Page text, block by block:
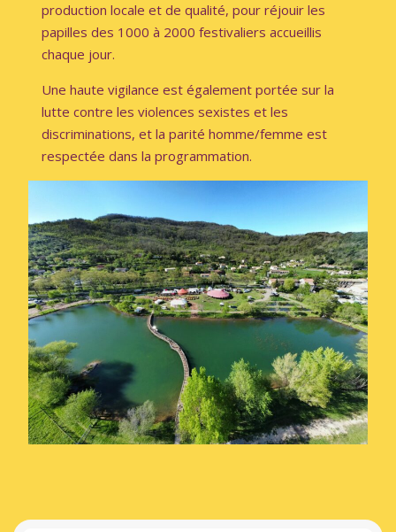
production locale et de qualité, pour réjouir les
papilles des 1000 à 2000 festivaliers accueillis
chaque jour.
Une haute vigilance est également portée sur la
lutte contre les violences sexistes et les
discriminations, et la parité homme/femme est
respectée dans la programmation.